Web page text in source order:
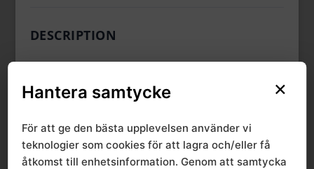
DESCRIPTION
CATEGORIES & TAGS
Nämnd 2020-02 , Protokoll mandatperiod 2019-2022
Protokoll SRVN , Sammanträde feb 2020 ,
×
Hantera samtycke
För att ge den bästa upplevelsen använder vi
teknologier som cookies för att lagra och/eller få
åtkomst till enhetsinformation. Genom att samtycka